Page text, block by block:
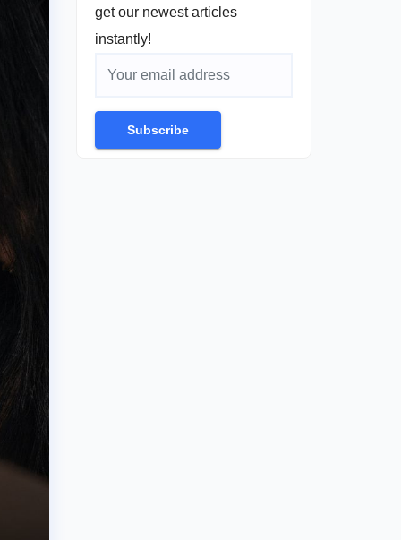
get our newest articles
instantly!
Subscribe